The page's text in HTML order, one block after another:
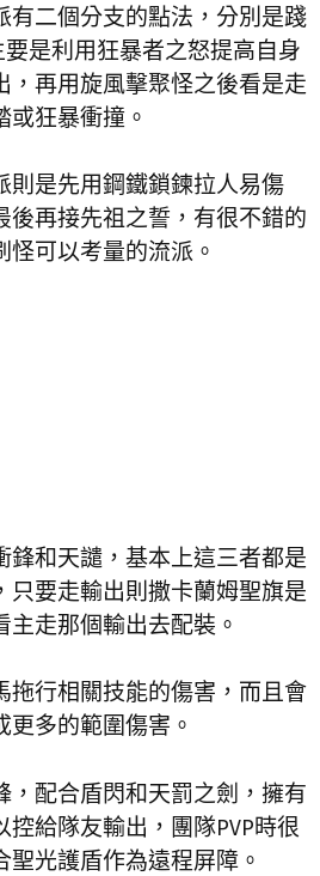
有二個分支的點法，分別是踐
要是利用狂暴者之怒提高自身
，再用旋風擊聚怪之後看是走
或狂暴衝撞。
則是先用鋼鐵鎖鍊拉人易傷
後再接先祖之誓，有很不錯的
可以考量的流派。
鋒和天譴，基本上這三者都是
只要走輸出則撒卡蘭姆聖旗是
走那個輸出去配裝。
拖行相關技能的傷害，而且會
多的範圍傷害。
，配合盾閃和天罰之劍，擁有
給隊友輸出，團隊PVP時很
光護盾作為遠程屏障。